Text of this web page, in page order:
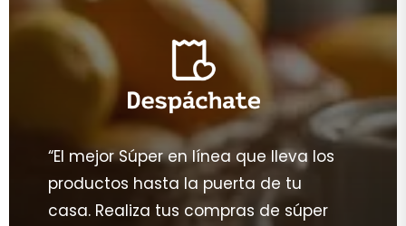
“El mejor Súper en línea que lleva los
productos hasta la puerta de tu
casa. Realiza tus compras de súper